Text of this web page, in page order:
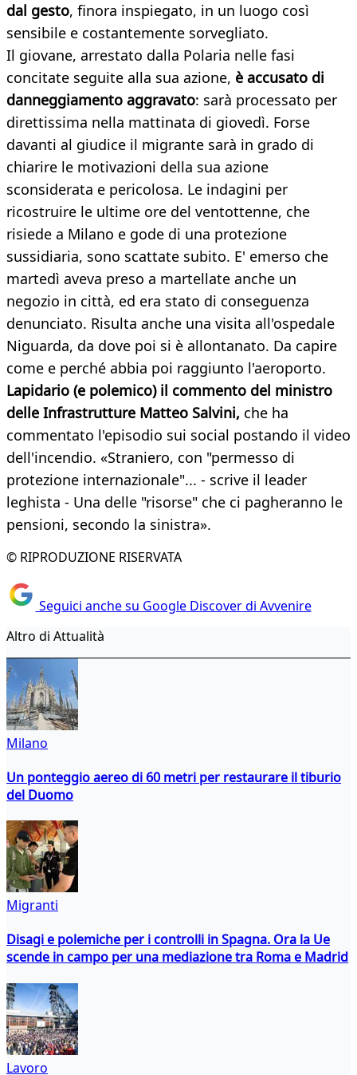
dal gesto, finora inspiegato, in un luogo così
sensibile e costantemente sorvegliato.
Il giovane, arrestato dalla Polaria nelle fasi
concitate seguite alla sua azione, è accusato di
danneggiamento aggravato: sarà processato per
direttissima nella mattinata di giovedì. Forse
davanti al giudice il migrante sarà in grado di
chiarire le motivazioni della sua azione
sconsiderata e pericolosa. Le indagini per
ricostruire le ultime ore del ventottenne, che
risiede a Milano e gode di una protezione
sussidiaria, sono scattate subito. E' emerso che
martedì aveva preso a martellate anche un
negozio in città, ed era stato di conseguenza
denunciato. Risulta anche una visita all'ospedale
Niguarda, da dove poi si è allontanato. Da capire
come e perché abbia poi raggiunto l'aeroporto.
Lapidario (e polemico) il commento del ministro
delle Infrastrutture Matteo Salvini, che ha
commentato l'episodio sui social postando il video
dell'incendio. «Straniero, con "permesso di
protezione internazionale"... - scrive il leader
leghista - Una delle "risorse" che ci pagheranno le
pensioni, secondo la sinistra».
© RIPRODUZIONE RISERVATA
Seguici anche su Google Discover di Avvenire
Altro di Attualità
Milano
Un ponteggio aereo di 60 metri per restaurare il tiburio
del Duomo
Migranti
Disagi e polemiche per i controlli in Spagna. Ora la Ue
scende in campo per una mediazione tra Roma e Madrid
Lavoro